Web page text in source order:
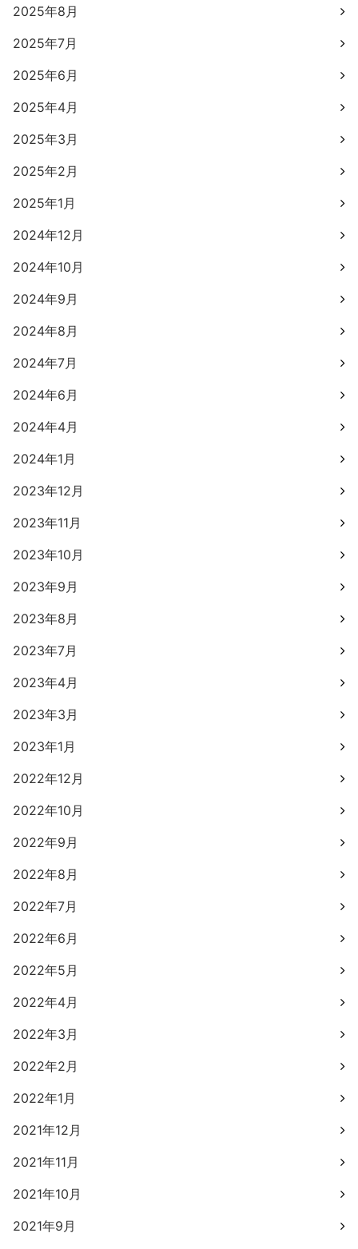
2025年8月
2025年7月
2025年6月
2025年4月
2025年3月
2025年2月
2025年1月
2024年12月
2024年10月
2024年9月
2024年8月
2024年7月
2024年6月
2024年4月
2024年1月
2023年12月
2023年11月
2023年10月
2023年9月
2023年8月
2023年7月
2023年4月
2023年3月
2023年1月
2022年12月
2022年10月
2022年9月
2022年8月
2022年7月
2022年6月
2022年5月
2022年4月
2022年3月
2022年2月
2022年1月
2021年12月
2021年11月
2021年10月
2021年9月